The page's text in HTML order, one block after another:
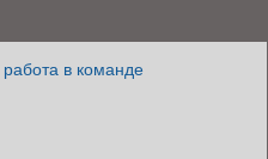
в команде